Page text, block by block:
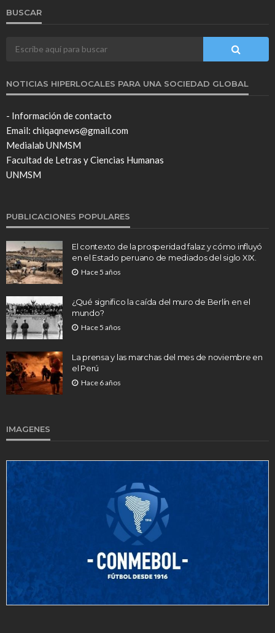
BUSCAR
NOTICIAS HIPERLOCALES PARA UNA SOCIEDAD GLOBAL
- Información de contacto
Email: chiqaqnews@gmail.com
Medialab UNMSM
Facultad de Letras y Ciencias Humanas
UNMSM
PUBLICACIONES POPULARES
El contexto de la prosperidad falaz y cómo influyó
en el Estado peruano de mediados del siglo XIX.
Hace 5 años
¿Qué significo la caída del muro de Berlín en el
mundo?
Hace 5 años
La prensa y las marchas del mes de noviembre en
el Perú
Hace 6 años
IMAGENES